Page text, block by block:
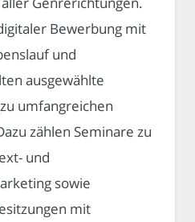
Bewerbung mit
und
ausgewählte
umfangreichen
zählen Seminare zu
und
sowie
mit